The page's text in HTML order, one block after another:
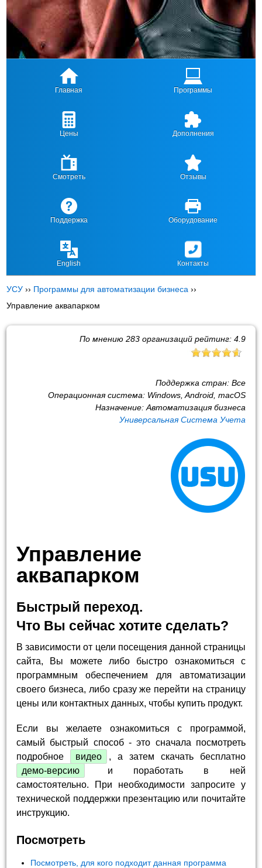
Главная Программы
Цены Дополнения
Смотреть Отзывы
Поддержка Оборудование
English Контакты
УСУ ›› Программы для автоматизации бизнеса ››
Управление аквапарком
По мнению 283организаций рейтинг: 4.9
Поддержка стран: Все
Операционная система: Windows, Android, macOS
Назначение: Автоматизация бизнеса
Универсальная Система Учета
Управление
аквапарком
Быстрый переход.
Что Вы сейчас хотите сделать?
В зависимости от цели посещения данной страницы
сайта, Вы можете либо быстро ознакомиться с
программным обеспечением для автоматизации
своего бизнеса, либо сразу же перейти на страницу
цены или контактных данных, чтобы купить продукт.
Если вы желаете ознакомиться с программой,
самый быстрый способ - это сначала посмотреть
подробное
видео
, а затем скачать бесплатно
демо-версию
и поработать в ней
самостоятельно. При необходимости запросите у
технической поддержки презентацию или почитайте
инструкцию.
Посмотреть
Посмотреть, для кого подходит данная программа